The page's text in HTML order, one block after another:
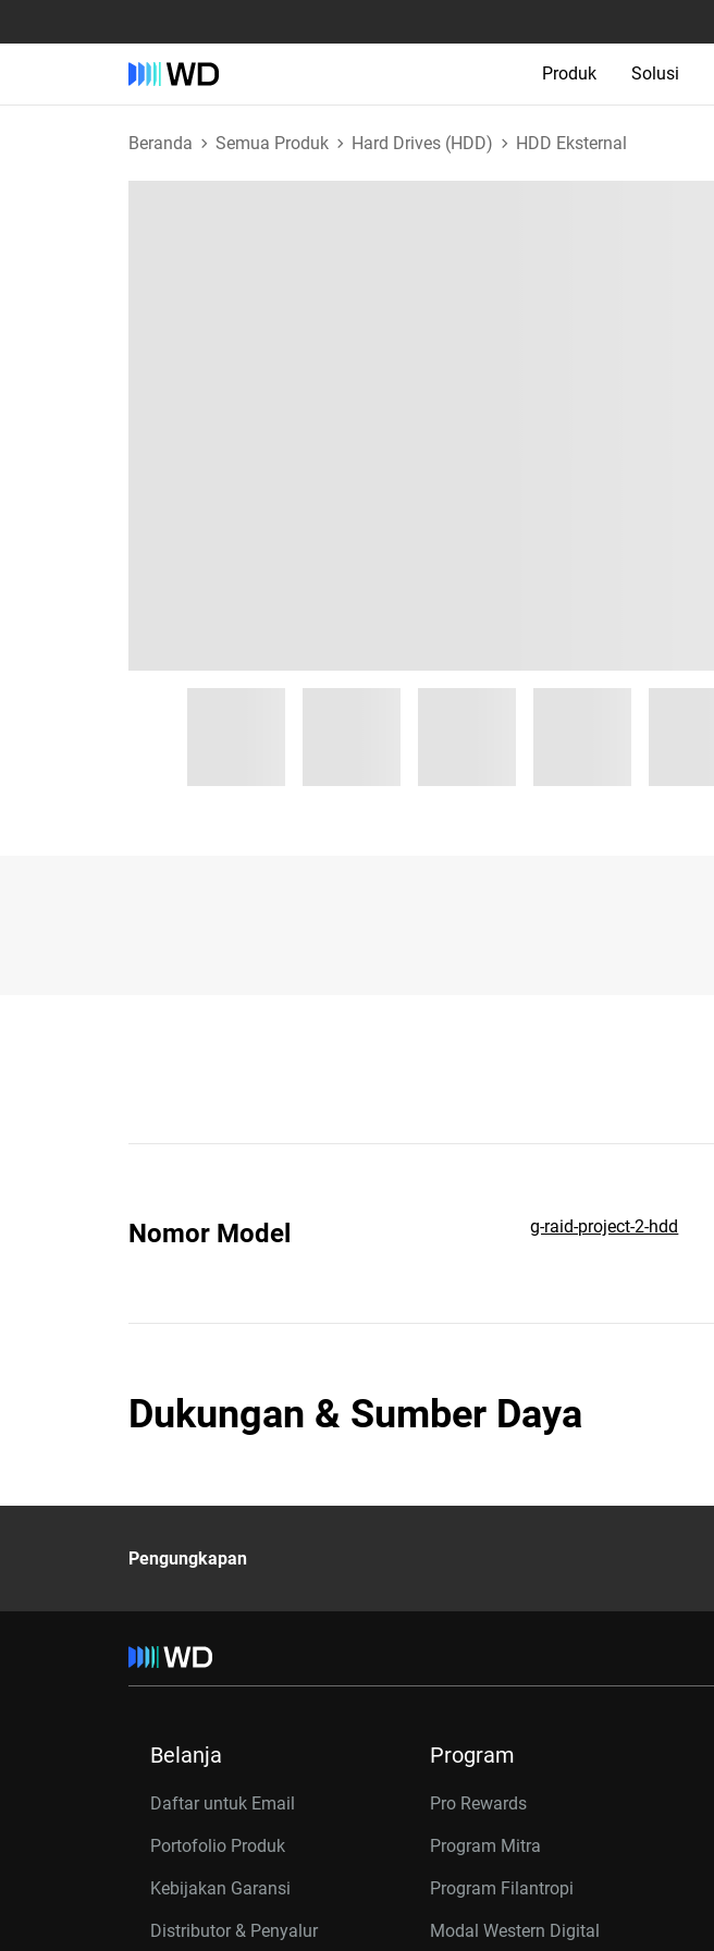
Produk Solusi
Beranda Semua Produk Hard Drives (HDD) HDD Eksternal
Nomor Model g-raid-project-2-hdd
Dukungan & Sumber Daya
Pengungkapan
Belanja
Daftar untuk Email
Portofolio Produk
Kebijakan Garansi
Distributor & Penyalur
Program
Pro Rewards
Program Mitra
Program Filantropi
Modal Western Digital